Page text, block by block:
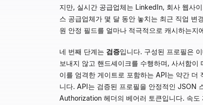
지만, 실시간 공급업체는 LinkedIn, 회사 웹사
스 공급업체가 몇 달 동안 놓치는 최근 직업 변
원 안정 필드를 얼마나 적극적으로 캐시하는
네 번째 단계는 검증입니다. 구성된 프로필은
보내지 않고 핸드셰이크를 수행하며, 사서함
이를 엄격한 게이트로 포함하는 API는 약간 더
니다. API는 검증된 프로필을 안정적인 JSON
Authorization 헤더의 베어러 토큰입니다. 속도